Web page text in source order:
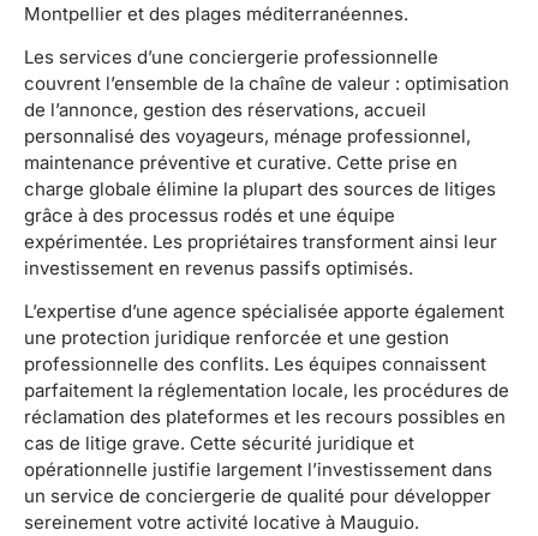
Montpellier et des plages méditerranéennes.
Les services d’une conciergerie professionnelle
couvrent l’ensemble de la chaîne de valeur : optimisation
de l’annonce, gestion des réservations, accueil
personnalisé des voyageurs, ménage professionnel,
maintenance préventive et curative. Cette prise en
charge globale élimine la plupart des sources de litiges
grâce à des processus rodés et une équipe
expérimentée. Les propriétaires transforment ainsi leur
investissement en revenus passifs optimisés.
L’expertise d’une agence spécialisée apporte également
une protection juridique renforcée et une gestion
professionnelle des conflits. Les équipes connaissent
parfaitement la réglementation locale, les procédures de
réclamation des plateformes et les recours possibles en
cas de litige grave. Cette sécurité juridique et
opérationnelle justifie largement l’investissement dans
un service de conciergerie de qualité pour développer
sereinement votre activité locative à Mauguio.